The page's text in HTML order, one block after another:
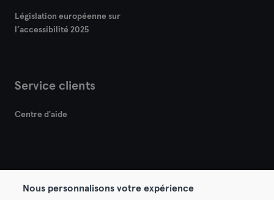
Législation européenne sur
l’accessibilité 2025
Service clients
Centre d'aide
Nous personnalisons votre expérience